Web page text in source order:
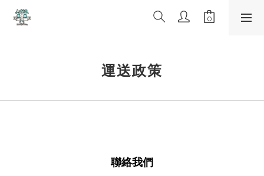
運送政策
聯絡我們